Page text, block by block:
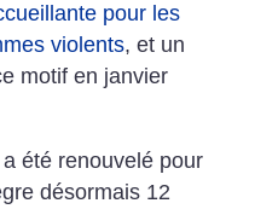
pour les
violents, et un
motif en janvier
été renouvelé pour
désormais 12